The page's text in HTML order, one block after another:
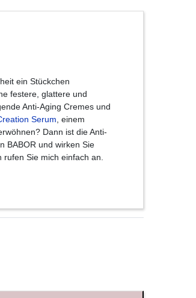
ein Stückchen
festere, glattere und
Anti-Aging Cremes und
Serum , einem
Dann ist die Anti-
BABOR und wirken Sie
Sie mich einfach an.